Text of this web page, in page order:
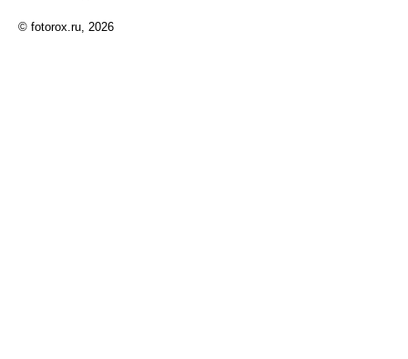
© fotorox.ru, 2026